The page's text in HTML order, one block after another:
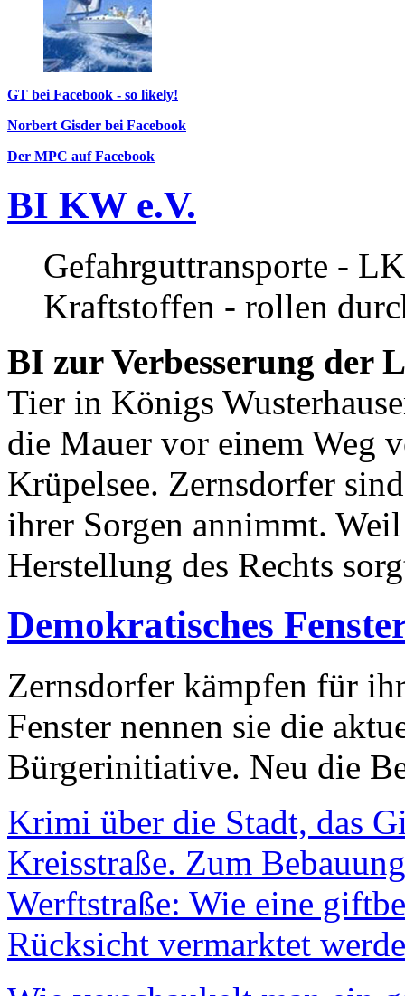
GT bei Facebook - so likely!
Norbert Gisder bei Facebook
Der MPC auf Facebook
BI KW e.V.
Gefahrguttransporte -
Kraftstoffen - rollen
BI zur Verbesserung der
Tier in Königs
die Mauer vor einem Weg
Krüpelsee. Zernsdorfer
ihrer Sorgen annimmt.
Herstellung des Rechts
Demokratisches
Zernsdorfer kämpfen für
Fenster nennen sie die
Bürgerinitiative. Neu die
Krimi über die Stadt, das
Kreisstraße. Zum
Werftstraße: Wie eine
Rücksicht vermarktet